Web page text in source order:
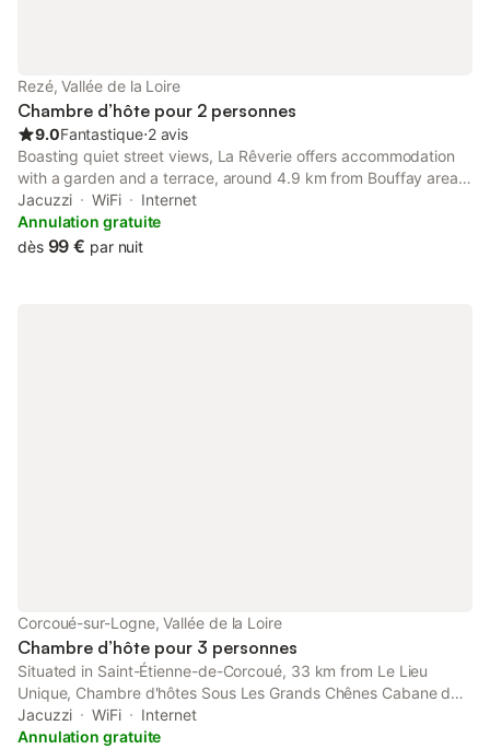
Rezé, Vallée de la Loire
Chambre d’hôte pour 2 personnes
9.0Fantastique⋅2 avis
Boasting quiet street views, La Rêverie offers accommodation
with a garden and a terrace, around 4.9 km from Bouffay area.
The property is around 5.3 km from Castle of the Dukes of
Brittany, 5.4 km from Printing Museum and 5.5 km from Le Lieu
Unique.
Jacuzzi WiFi
Internet
Annulation gratuite
dès 99 € par nuit
Corcoué-sur-Logne, Vallée de la Loire
Chambre d’hôte pour 3 personnes
Situated in Saint-Étienne-de-Corcoué, 33 km from Le Lieu
Unique, Chambre d'hôtes Sous Les Grands Chênes Cabane du
CHENE offers accommodation with spa facilities and wellness
packages.
Jacuzzi WiFi
Internet
Annulation gratuite